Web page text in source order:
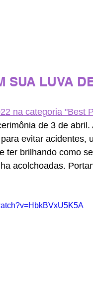
SUA LUVA
na categoria "Best
de 3 de
evitar acidentes,
ter brilhando como
acolchoadas.